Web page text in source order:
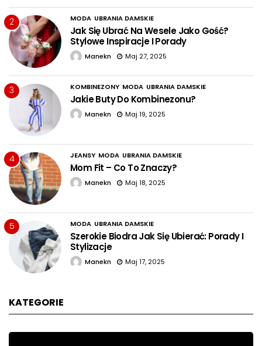
2 MODA UBRANIA DAMSKIE
Jak Się Ubrać Na Wesele Jako Gość?
Stylowe Inspiracje I Porady
Manekn Maj 27, 2025
3 KOMBINEZONY MODA UBRANIA DAMSKIE
Jakie Buty Do Kombinezonu?
Manekn Maj 19, 2025
4 JEANSY MODA UBRANIA DAMSKIE
Mom Fit – Co To Znaczy?
Manekn Maj 18, 2025
5 MODA UBRANIA DAMSKIE
Szerokie Biodra Jak Się Ubierać: Porady I
Stylizacje
Manekn Maj 17, 2025
KATEGORIE